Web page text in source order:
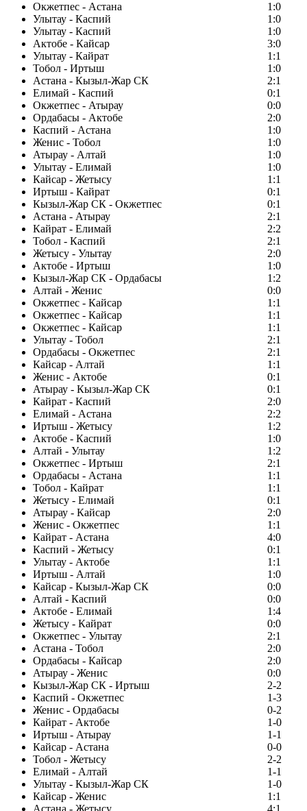
Окжетпес - Астана
1:0
Улытау - Каспий
1:0
Улытау - Каспий
1:0
Актобе - Кайсар
3:0
Улытау - Кайрат
1:1
Тобол - Иртыш
1:0
Астана - Кызыл-Жар СК
2:1
Елимай - Каспий
0:1
Окжетпес - Атырау
0:0
Ордабасы - Актобе
2:0
Каспий - Астана
1:0
Женис - Тобол
1:0
Атырау - Алтай
1:0
Улытау - Елимай
1:0
Кайсар - Жетысу
1:1
Иртыш - Кайрат
0:1
Кызыл-Жар СК - Окжетпес
0:1
Астана - Атырау
2:1
Кайрат - Елимай
2:2
Тобол - Каспий
2:1
Жетысу - Улытау
2:0
Актобе - Иртыш
1:0
Кызыл-Жар СК - Ордабасы
1:2
Алтай - Женис
0:0
Окжетпес - Кайсар
1:1
Окжетпес - Кайсар
1:1
Окжетпес - Кайсар
1:1
Улытау - Тобол
2:1
Ордабасы - Окжетпес
2:1
Кайсар - Алтай
1:1
Женис - Актобе
0:1
Атырау - Кызыл-Жар СК
0:1
Кайрат - Каспий
2:0
Елимай - Астана
2:2
Иртыш - Жетысу
1:2
Актобе - Каспий
1:0
Алтай - Улытау
1:2
Окжетпес - Иртыш
2:1
Ордабасы - Астана
1:1
Тобол - Кайрат
1:1
Жетысу - Елимай
0:1
Атырау - Кайсар
2:0
Женис - Окжетпес
1:1
Кайрат - Астана
4:0
Каспий - Жетысу
0:1
Улытау - Актобе
1:1
Иртыш - Алтай
1:0
Кайсар - Кызыл-Жар СК
0:0
Алтай - Каспий
0:0
Актобе - Елимай
1:4
Жетысу - Кайрат
0:0
Окжетпес - Улытау
2:1
Астана - Тобол
2:0
Ордабасы - Кайсар
2:0
Атырау - Женис
0:0
Кызыл-Жар СК - Иртыш
2-2
Каспий - Окжетпес
1-3
Женис - Ордабасы
0-2
Кайрат - Актобе
1-0
Иртыш - Атырау
1-1
Кайсар - Астана
0-0
Тобол - Жетысу
2-2
Елимай - Алтай
1-1
Улытау - Кызыл-Жар СК
1-0
Кайсар - Женис
1:1